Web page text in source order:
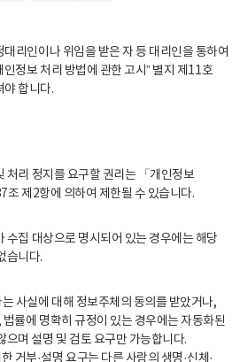
리인이나 위임을 받은 자 등 대리인을 통하여
인정보 처리 방법에 관한 고시” 별지 제11호
야 합니다.
처리 정지를 요구할 권리는 「개인정보
제2항에 의하여 제한될 수 있습니다.
수집 대상으로 명시되어 있는 경우에는 해당
습니다.
사실에 대해 정보주체의 동의를 받았거나,
률에 명확히 규정이 있는 경우에는 자동화된
으며 설명 및 검토 요구만 가능합니다.
거부·설명 요구는 다른 사람의 생명·신체·